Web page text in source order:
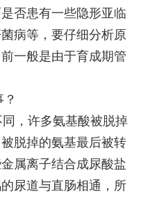
否患有一些隐形亚临
病等，要仔细分析原
一般是由于育成期管
，许多氨基酸被脱掉
脱掉的氨基最后被转
属离子结合成尿酸盐
尿道与直肠相通，所